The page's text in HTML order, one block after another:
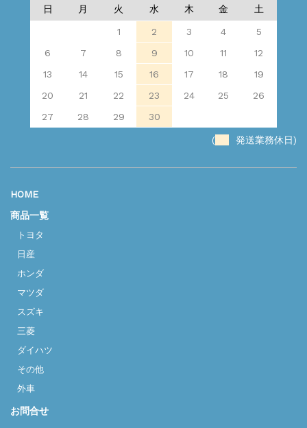
日 月 火 水 木 金 土
1 2 3 4
5
6
7 8 9 10 11
12
13
14 15 16 17 18
19
20
21 22 23 24 25
26
27
28 29 30
( 発送業務休日)
HOME
商品一覧
トヨタ
日産
ホンダ
マツダ
スズキ
三菱
ダイハツ
その他
外車
お問合せ